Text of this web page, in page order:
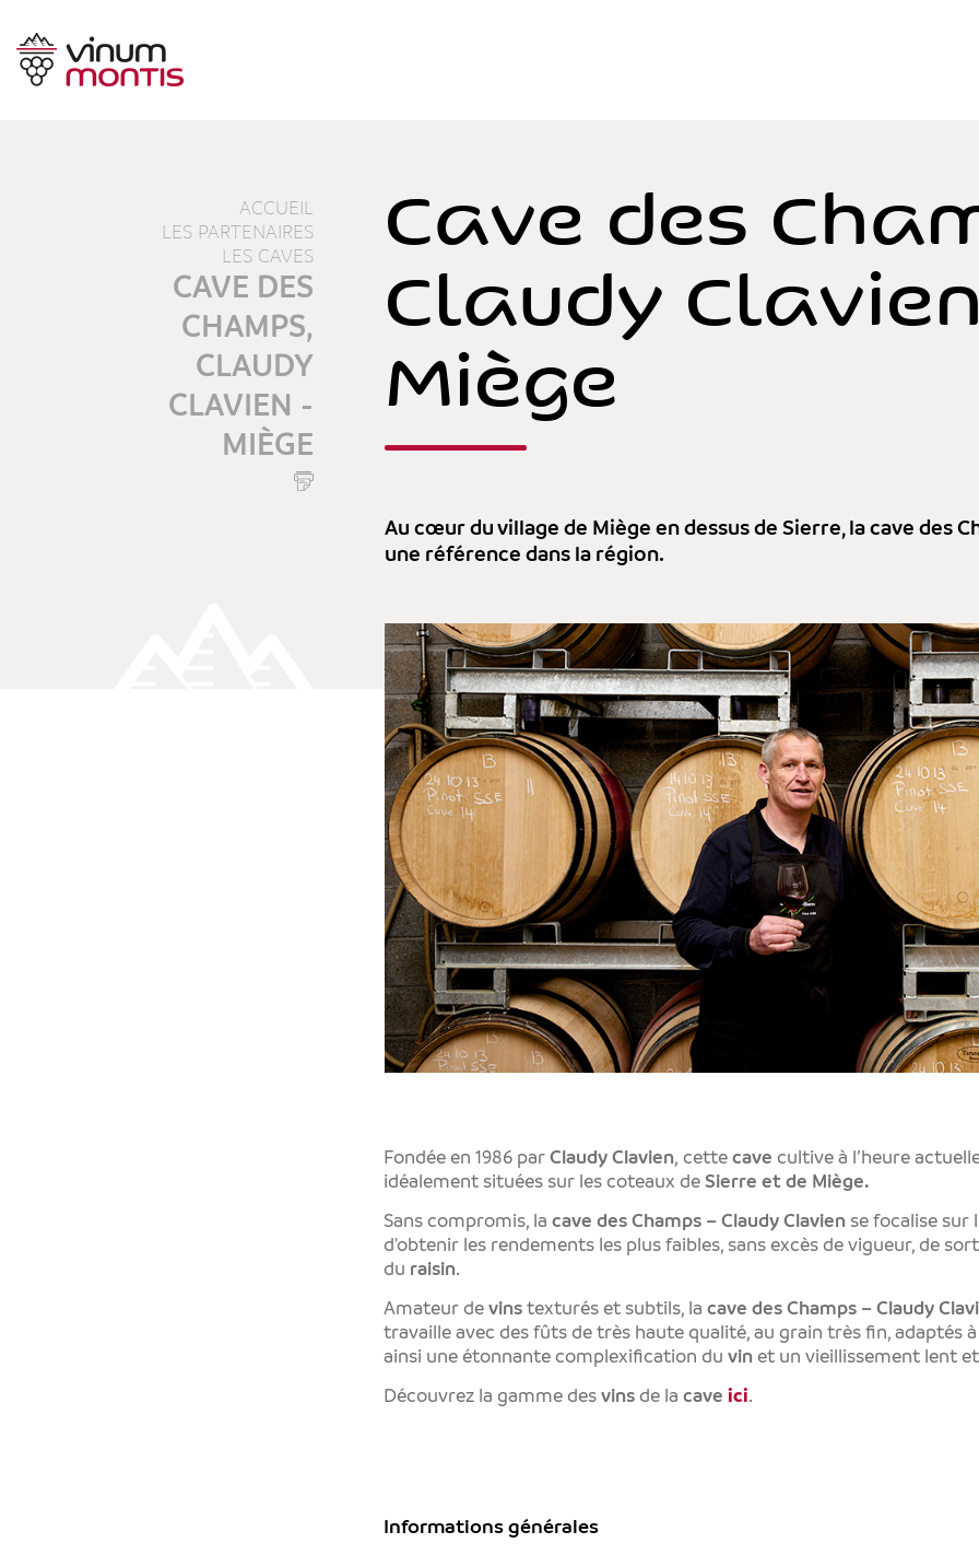
ACCUEIL
LES PARTENAIRES
LES CAVES
CAVE DES
CHAMPS,
CLAUDY
CLAVIEN -
MIÈGE
Cave des
Claudy
Miège
Au cœur du village de Miège en dessus de Sierre, la cave des
une référence dans la région.
Fondée en 1986 par Claudy Clavien, cette cave cultive à l’heure
idéalement situées sur les coteaux de Sierre et de Miège.
Sans compromis, la cave des Champs – Claudy Clavien se focalise sur
d'obtenir les rendements les plus faibles, sans excès de vigueur, de
du raisin.
Amateur de vins texturés et subtils, la cave des Champs – Claudy
travaille avec des fûts de très haute qualité, au grain très fin, adaptés
ainsi une étonnante complexification du vin et un vieillissement lent
Découvrez la gamme des vins de la cave ici.
Informations générales